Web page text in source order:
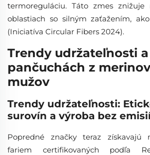
termoreguláciu. Táto zmes
oblastiach so silným zaťažením,
(Iniciatíva Circular Fibers 2024).
Trendy udržateľnosti
pančuchách z
mužov
Trendy udržateľnosti:
surovín a výroba bez
Popredné značky teraz získavajú
fariem certifikovaných podľa